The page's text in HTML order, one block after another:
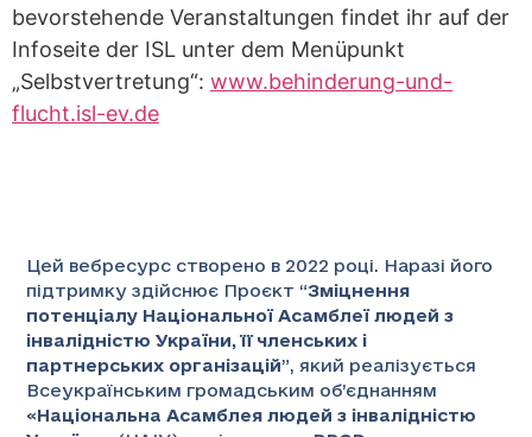
bevorstehende Veranstaltungen findet ihr auf der
Infoseite der ISL unter dem Menüpunkt
„Selbstvertretung“: www.behinderung-und-
flucht.isl-ev.de
Цей вебресурс створено в 2022 році. Наразі його
підтримку здійснює Проєкт “Зміцнення
потенціалу Національної Асамблеї людей з
інвалідністю України, її членських і
партнерських організацій”, який реалізується
Всеукраїнським громадським об’єднанням
«Національна Асамблея людей з інвалідністю